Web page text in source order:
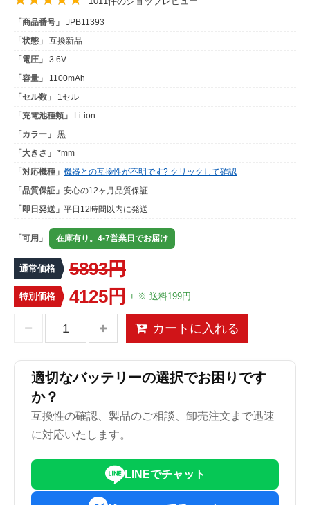
「商品番号」
JPB11393
「状態」
互換新品
「電圧」
3.6V
「容量」
1100mAh
「セル数」
1セル
「充電池種類」
Li-ion
「カラー」
黒
「大きさ」
*mm
「対応機種」 機器との互換性が不明です? クリックして確認
「品質保証」 安心の12ヶ月品質保証
「即日発送」 平日12時間以内に発送
「可用」 在庫有り。4-7営業日でお届け
通常価格 5893円
特別価格 4125円 + ※ 送料199円
カートに入れる
適切なバッテリーの選択でお困りです
か？
互換性の確認、製品のご相談、卸売注文まで迅速
に対応いたします。
LINEでチャット